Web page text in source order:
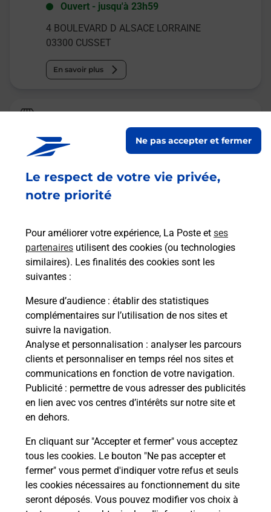
Le respect de votre vie privée,
notre priorité
Pour améliorer votre expérience, La Poste et ses
partenaires utilisent des cookies (ou technologies
similaires). Les finalités des cookies sont les
suivantes :
Mesure d’audience : établir des statistiques
complémentaires sur l’utilisation de nos sites et
suivre la navigation.
Analyse et personnalisation : analyser les parcours
clients et personnaliser en temps réel nos sites et
communications en fonction de votre navigation.
Publicité : permettre de vous adresser des publicités
en lien avec vos centres d’intérêts sur notre site et
en dehors.
En cliquant sur "Accepter et fermer" vous acceptez
tous les cookies. Le bouton "Ne pas accepter et
fermer" vous permet d'indiquer votre refus et seuls
les cookies nécessaires au fonctionnement du site
seront déposés. Vous pouvez modifier vos choix à
Ne pas accepter et fermer
Ouvert - jusqu'à 23h59
4 BOULEVARD D ALSACE LORRAINE
03300 CUSSET
En savoir plus
La Poste
VICHY JEANNE D ARC
jusqu'à 09h00
144 RUE JEAN JAURES
03200 VICHY
Malin !
La Poste
en ligne
Ouvert 24h/24
En savoir plus
CONSIGNE PICKUP BUREAU VALLEE VICHY